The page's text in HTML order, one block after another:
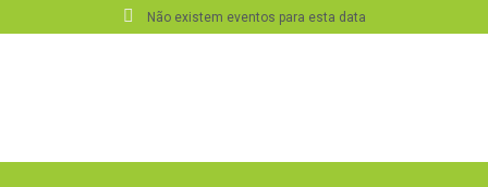
Não existem eventos para esta data